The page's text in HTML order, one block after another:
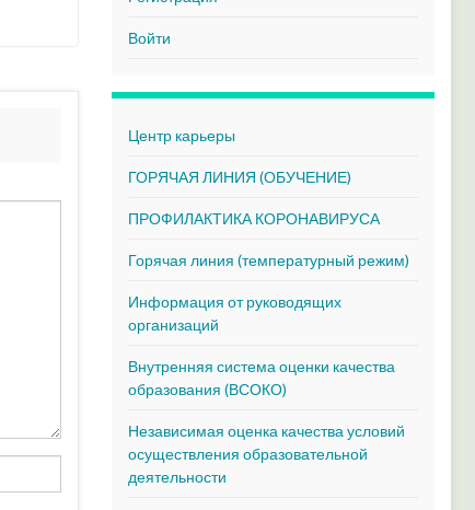
Войти
Центр карьеры
ГОРЯЧАЯ ЛИНИЯ (ОБУЧЕНИЕ)
ПРОФИЛАКТИКА КОРОНАВИРУСА
Горячая линия (температурный режим)
Информация от руководящих
организаций
Внутренняя система оценки качества
образования (ВСОКО)
Независимая оценка качества условий
осуществления образовательной
деятельности